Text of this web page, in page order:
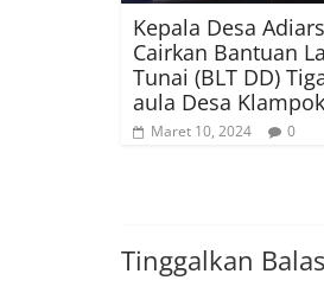
Kepala Desa
Cairkan Bantuan
Tunai (BLT DD)
aula Desa
Maret 10, 2024 0
Tinggalkan